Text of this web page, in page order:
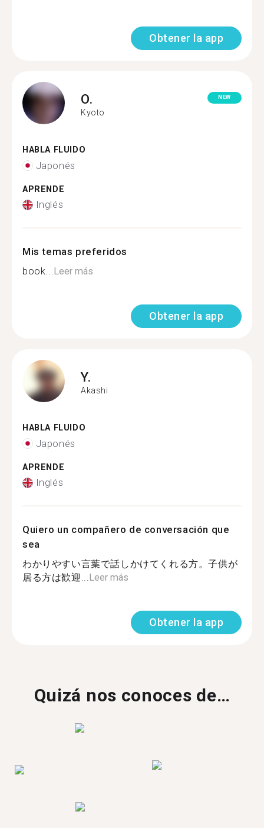
Obtener la app
O.
Kyoto
NEW
HABLA FLUIDO
Japonés
APRENDE
Inglés
Mis temas preferidos
book...Leer más
Obtener la app
Y.
Akashi
HABLA FLUIDO
Japonés
APRENDE
Inglés
Quiero un compañero de conversación que
sea
わかりやすい言葉で話しかけてくれる方。子供が
居る方は歓迎...Leer más
Obtener la app
Quizá nos conoces de…